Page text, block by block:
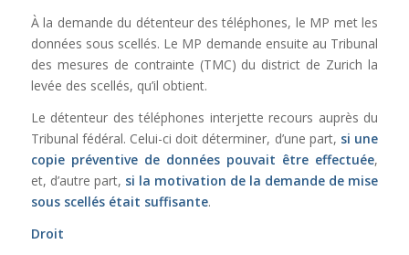
À la demande du détenteur des téléphones, le MP met les
données sous scellés. Le MP demande ensuite au Tribunal
des mesures de contrainte (TMC) du district de Zurich la
levée des scellés, qu’il obtient.
Le détenteur des téléphones interjette recours auprès du
Tribunal fédéral. Celui-ci doit déterminer, d’une part, si une
copie préventive de données pouvait être effectuée,
et, d’autre part, si la motivation de la demande de mise
sous scellés était suffisante.
Droit